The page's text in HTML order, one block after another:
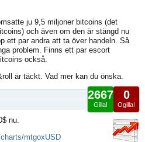
ju 9,5 miljoner bitcoins (det
och även om den är stängd nu
ett par andra att ta över handeln. Så
problem. Finns ett par escort
också.
är täckt. Vad mer kan du önska.
0
Ogilla!
2667
Gilla!
nu.
mtgoxUSD